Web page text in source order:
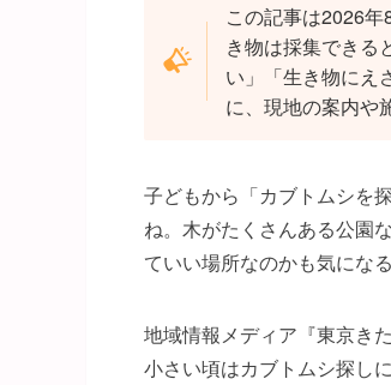
この記事は2026
き物は採集できる
い」「生き物にえ
に、現地の案内や
子どもから「カブトムシを
ね。木がたくさんある公園
ていい場所なのかも気にな
地域情報メディア『東京き
小さい頃はカブトムシ探し